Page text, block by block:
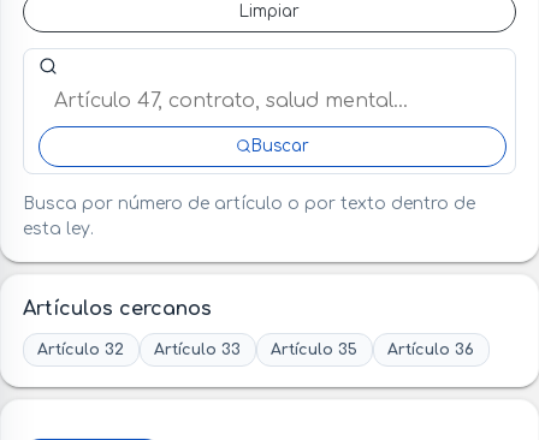
Limpiar
Buscar artículo o término en esta ley
Buscar
Busca por número de artículo o por texto dentro de
esta ley.
Artículos cercanos
Artículo 32 Artículo 33 Artículo 35 Artículo 36